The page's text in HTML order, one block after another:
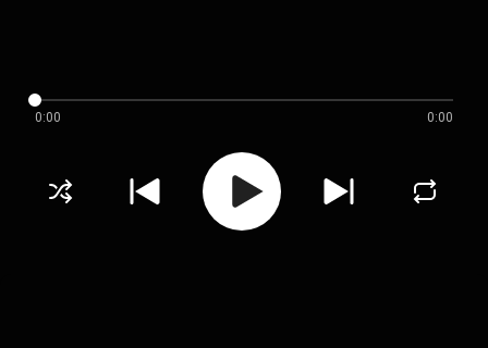
0:00 0:00